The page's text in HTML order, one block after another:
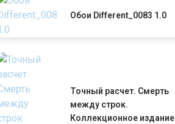
Обои Different_0083 1.0
Точный расчет. Смерть
между строк.
Коллекционное издание